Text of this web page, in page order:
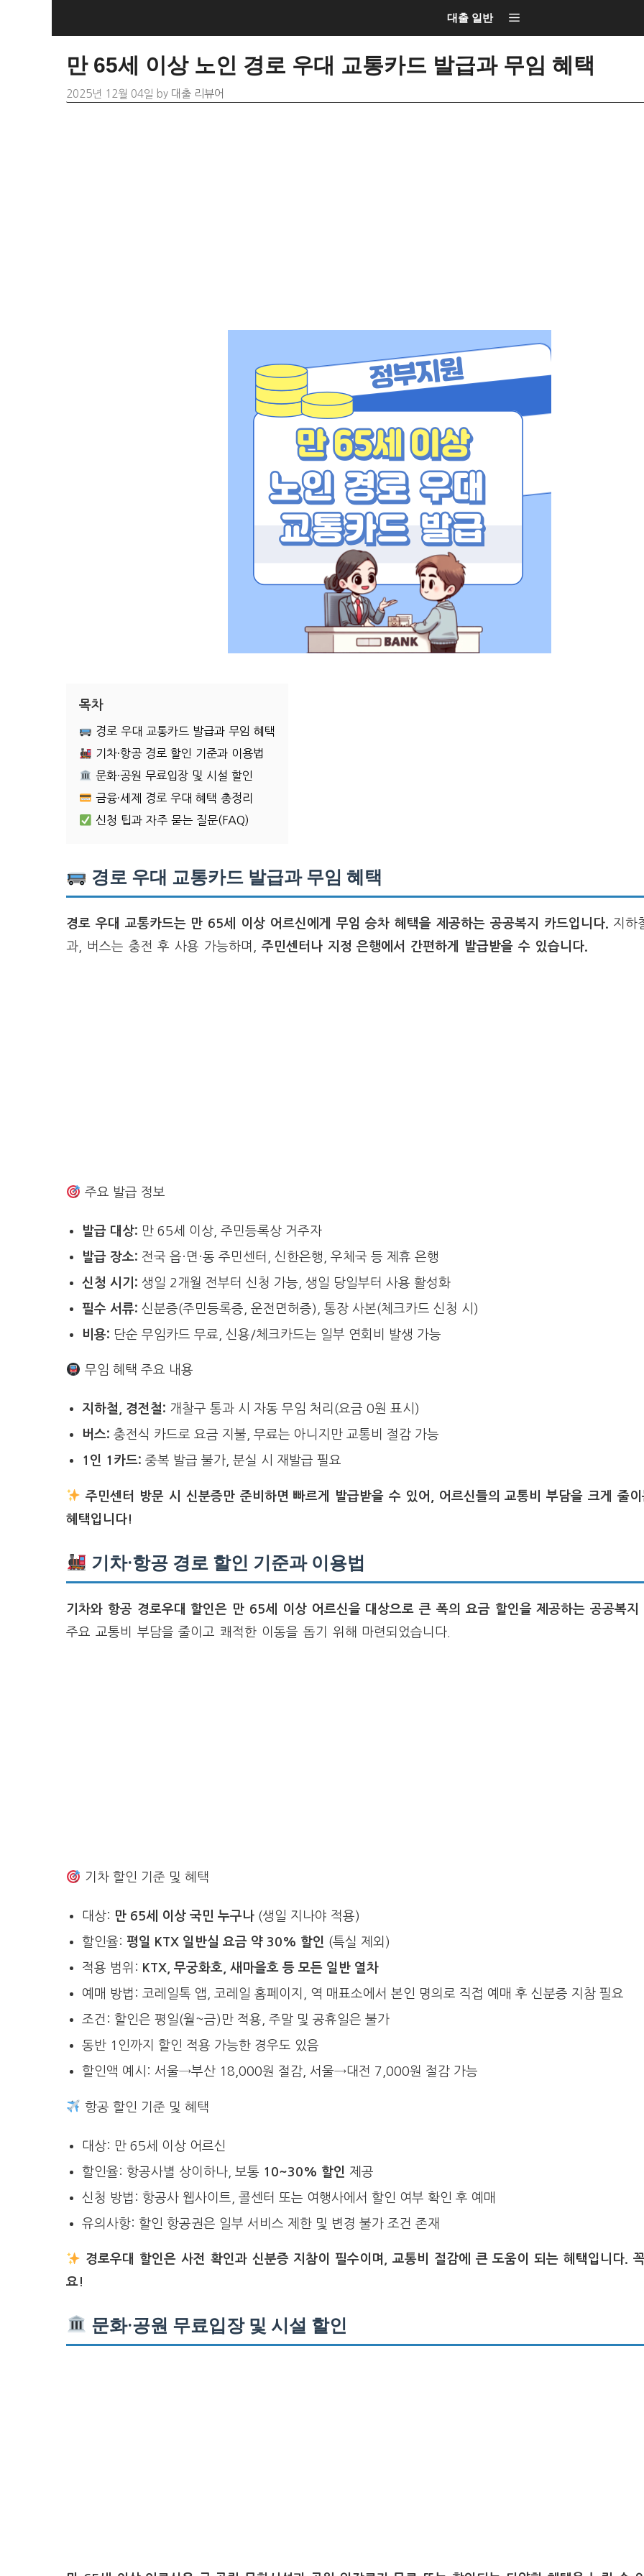
대출 일반
만 65세 이상 노인 경로 우대 교통카드 발급과 무임 혜택
2025년 12월 04일 by 대출 리뷰어
목차
경로 우대 교통카드 발급과 무임 혜택
기차·항공 경로 할인 기준과 이용법
문화·공원 무료입장 및 시설 할인
금융·세제 경로 우대 혜택 총정리
신청 팁과 자주 묻는 질문(FAQ)
경로 우대 교통카드 발급과 무임 혜택
경로 우대 교통카드는 만 65세 이상 어르신에게 무임 승차 혜택을 제공하는 공공복지 카드입니다. 지하
과, 버스는 충전 후 사용 가능하며, 주민센터나 지정 은행에서 간편하게 발급받을 수 있습니다.
주요 발급 정보
발급 대상: 만 65세 이상, 주민등록상 거주자
발급 장소: 전국 읍·면·동 주민센터, 신한은행, 우체국 등 제휴 은행
신청 시기: 생일 2개월 전부터 신청 가능, 생일 당일부터 사용 활성화
필수 서류: 신분증(주민등록증, 운전면허증), 통장 사본(체크카드 신청 시)
비용: 단순 무임카드 무료, 신용/체크카드는 일부 연회비 발생 가능
무임 혜택 주요 내용
지하철, 경전철: 개찰구 통과 시 자동 무임 처리(요금 0원 표시)
버스: 충전식 카드로 요금 지불, 무료는 아니지만 교통비 절감 가능
1인 1카드: 중복 발급 불가, 분실 시 재발급 필요
주민센터 방문 시 신분증만 준비하면 빠르게 발급받을 수 있어, 어르신들의 교통비 부담을 크게 줄이
혜택입니다!
기차·항공 경로 할인 기준과 이용법
기차와 항공 경로우대 할인은 만 65세 이상 어르신을 대상으로 큰 폭의 요금 할인을 제공하는 공공복지
주요 교통비 부담을 줄이고 쾌적한 이동을 돕기 위해 마련되었습니다.
기차 할인 기준 및 혜택
대상: 만 65세 이상 국민 누구나(생일 지나야 적용)
할인율: 평일 KTX 일반실 요금 약 30% 할인 (특실 제외)
적용 범위: KTX, 무궁화호, 새마을호 등 모든 일반 열차
예매 방법: 코레일톡 앱, 코레일 홈페이지, 역 매표소에서 본인 명의로 직접 예매 후 신분증 지참 필요
조건: 할인은 평일(월~금)만 적용, 주말 및 공휴일은 불가
동반 1인까지 할인 적용 가능한 경우도 있음
할인액 예시: 서울→부산 18,000원 절감, 서울→대전 7,000원 절감 가능
항공 할인 기준 및 혜택
대상: 만 65세 이상 어르신
할인율: 항공사별 상이하나, 보통 10~30% 할인 제공
신청 방법: 항공사 웹사이트, 콜센터 또는 여행사에서 할인 여부 확인 후 예매
유의사항: 할인 항공권은 일부 서비스 제한 및 변경 불가 조건 존재
경로우대 할인은 사전 확인과 신분증 지참이 필수이며, 교통비 절감에 큰 도움이 되는 혜택입니다. 꼭
요!
문화·공원 무료입장 및 시설 할인